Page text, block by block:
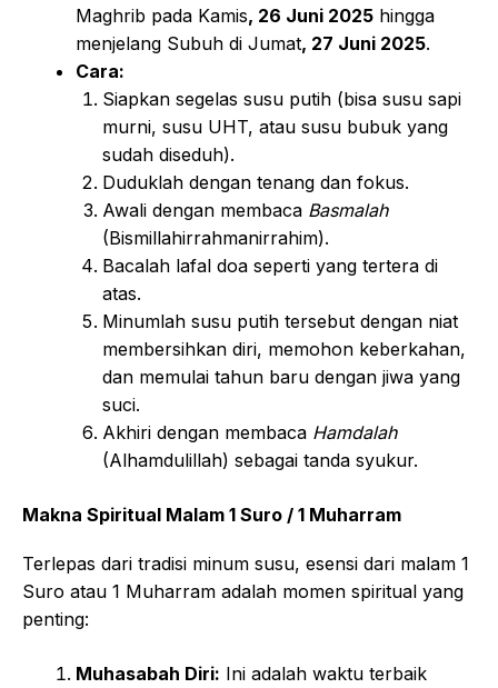
Maghrib pada Kamis, 26 Juni 2025 hingga
menjelang Subuh di Jumat, 27 Juni 2025.
Cara:
Siapkan segelas susu putih (bisa susu sapi
murni, susu UHT, atau susu bubuk yang
sudah diseduh).
Duduklah dengan tenang dan fokus.
Awali dengan membaca Basmalah
(Bismillahirrahmanirrahim).
Bacalah lafal doa seperti yang tertera di
atas.
Minumlah susu putih tersebut dengan niat
membersihkan diri, memohon keberkahan,
dan memulai tahun baru dengan jiwa yang
suci.
Akhiri dengan membaca Hamdalah
(Alhamdulillah) sebagai tanda syukur.
Makna Spiritual Malam 1 Suro / 1 Muharram
Terlepas dari tradisi minum susu, esensi dari malam 1
Suro atau 1 Muharram adalah momen spiritual yang
penting:
Muhasabah Diri: Ini adalah waktu terbaik